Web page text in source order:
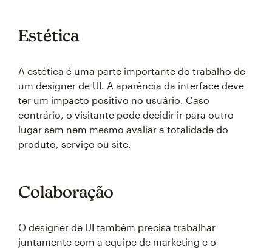
Estética
A estética é uma parte importante do trabalho de
um designer de UI. A aparência da interface deve
ter um impacto positivo no usuário. Caso
contrário, o visitante pode decidir ir para outro
lugar sem nem mesmo avaliar a totalidade do
produto, serviço ou site.
Colaboração
O designer de UI também precisa trabalhar
juntamente com a equipe de marketing e o